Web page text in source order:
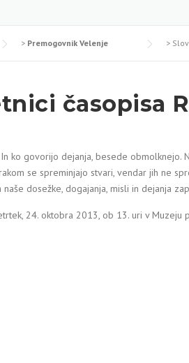
> Premogovnik Velenje >
časopisa
ko govorijo dejanja, besede obmolknejo.
se spreminjajo stvari, vendar jih ne
dosežke, dogajanja, misli in dejanja
24. oktobra 2013, ob 13. uri v Muzeju